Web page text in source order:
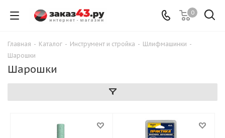
0
Главная - Каталог - Инструмент и стройка - Шлифмашинки -
Шарошки
Шарошки